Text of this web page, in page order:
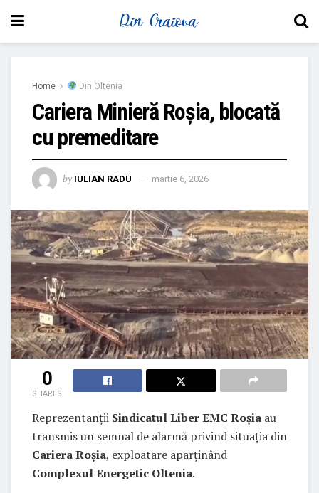
Home Din Oltenia
Cariera Minieră Roșia, blocată
cu premeditare
by IULIAN RADU martie 6, 2026
0
SHARES
Reprezentanții Sindicatul Liber EMC Roșia au
transmis un semnal de alarmă privind situația din
Cariera Roșia, exploatare aparținând
Complexul Energetic Oltenia.